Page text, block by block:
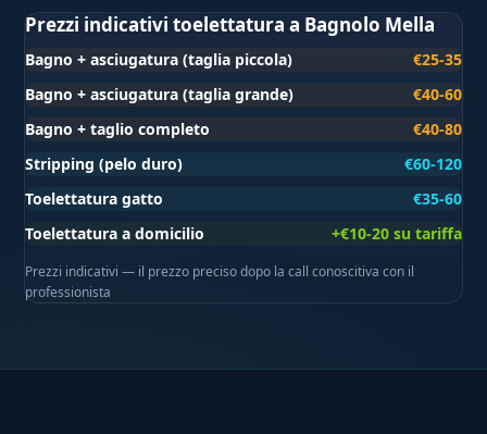
Prezzi indicativi toelettatura a Bagnolo Mella
Bagno + asciugatura (taglia piccola)
€25-35
Bagno + asciugatura (taglia grande)
€40-60
Bagno + taglio completo
€40-80
Stripping (pelo duro)
€60-120
Toelettatura gatto
€35-60
Toelettatura a domicilio
+€10-20 su tariffa
Prezzi indicativi — il prezzo preciso dopo la call conoscitiva con il
professionista